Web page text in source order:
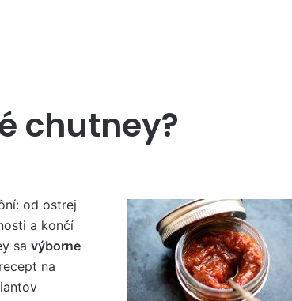
chutney?
od ostrej
a končí
sa výborne
na